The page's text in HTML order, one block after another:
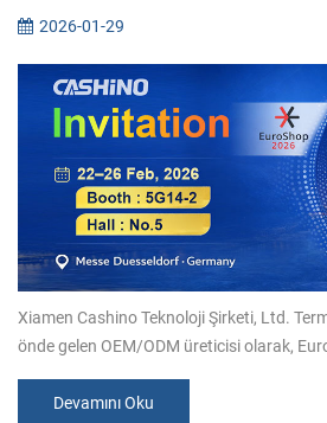
2026-01-29
Xiamen Cashino Teknoloji Şirketi, Ltd.
önde gelen OEM/ODM üreticisi olarak,
duyurmaktan mutluluk duyuyoruz. 22-26
perak...Devamını Oku